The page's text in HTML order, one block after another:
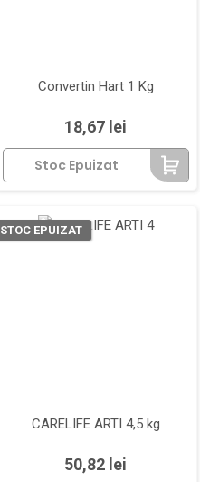
Convertin Hart 1 Kg
Pret
18,67 lei
Stoc Epuizat
CARELIFE ARTI 4,5 kg
Pret
50,82 lei
STOC EPUIZAT